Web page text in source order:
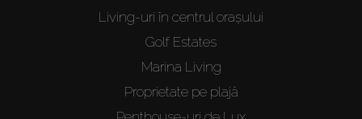
Living-uri în centrul orașului
Golf Estates
Marina Living
Proprietate pe plajă